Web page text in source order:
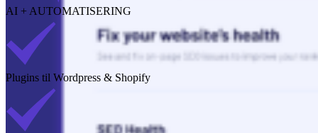
AI + AUTOMATISERING
Plugins til Wordpress & Shopify